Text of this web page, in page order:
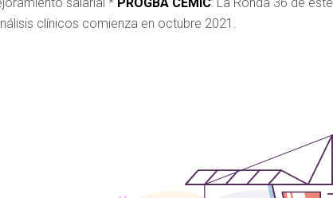
clínicos comienza en octubre 2021.